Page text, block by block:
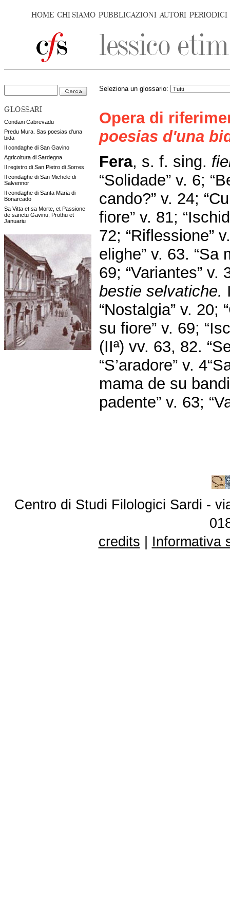
HOME CHI SIAMO PUBBLICAZIONI AUTORI PERIODICI
GLOSSARI
Condaxi Cabrevadu
Predu Mura. Sas poesias d'una
bida
Il condaghe di San Gavino
Agricoltura di Sardegna
Il registro di San Pietro di Sorres
Il condaghe di San Michele di
Salvennor
Il condaghe di Santa Maria di
Bonarcado
Sa Vitta et sa Morte, et Passione
de sanctu Gavinu, Prothu et
Januariu
Seleziona un glossario:
Opera di
poesias d'una
Fera, s. f. sing.
“Solidade” v. 6;
cando?” v. 24;
fiore” v. 81;
72; “Riflessione”
elighe” v. 63. “Sa
69; “Variantes” v.
bestie selvatiche.
“Nostalgia” v. 20;
su fiore” v. 69;
(IIª) vv. 63, 82.
“S’aradore” v.
mama de su
padente” v. 63;
Centro di Studi Filologici Sardi -
credits
Informativa